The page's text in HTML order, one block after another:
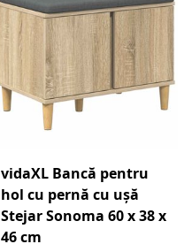
vidaXL Bancă pentru
hol cu pernă cu ușă
Stejar Sonoma 60 x 38 x
46 cm